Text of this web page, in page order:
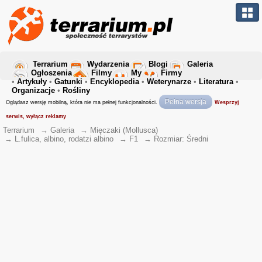
Terrarium Wydarzenia Blogi
Galeria
Ogłoszenia
Filmy My
Firmy
• Artykuły • Gatunki • Encyklopedia• Weterynarze • Literatura•
Organizacje • Rośliny
Oglądasz wersję mobilną, która nie ma pełnej funkcjonalności. Pełna wersja Wesprzyj
serwis, wyłącz reklamy
Terrarium → Galeria → Mięczaki (Mollusca)
→ L.fulica, albino, rodatzi albino → F1 → Rozmiar: Średni